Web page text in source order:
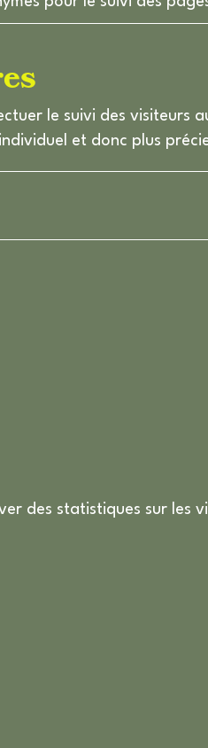
le suivi des visiteurs
et donc plus
des statistiques sur les